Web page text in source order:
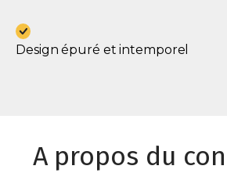
Design épuré et intemporel
A propos du